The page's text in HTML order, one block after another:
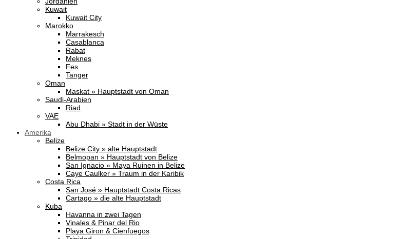
Kuwait
Kuwait City
Marokko
Marrakesch
Casablanca
Rabat
Meknes
Fes
Tanger
Oman
Maskat » Hauptstadt von Oman
Saudi-Arabien
Riad
VAE
Abu Dhabi » Stadt in der Wüste
Amerika
Belize
Belize City » alte Hauptstadt
Belmopan » Hauptstadt von Belize
San Ignacio » Maya Ruinen in Belize
Caye Caulker » Traum in der Karibik
Costa Rica
San José » Hauptstadt Costa Ricas
Cartago » die alte Hauptstadt
Kuba
Havanna in zwei Tagen
Vinales & Pinar del Rio
Playa Giron & Cienfuegos